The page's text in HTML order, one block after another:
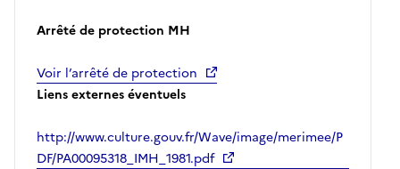
Arrêté de protection MH
Voir l’arrêté de protection
Liens externes éventuels
http://www.culture.gouv.fr/Wave/image/merimee/P
DF/PA00095318_IMH_1981.pdf